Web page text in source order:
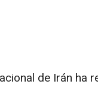
de Irán ha